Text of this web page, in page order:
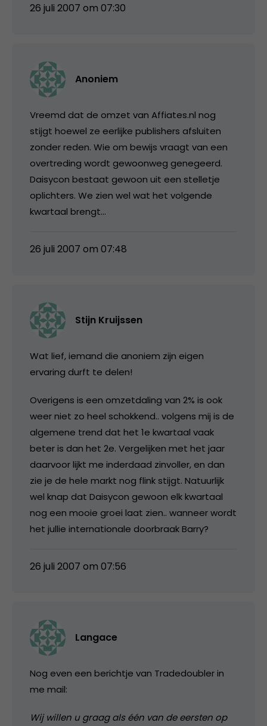
26 juli 2007 om 07:30
Anoniem
Vreemd dat de omzet van Affiates.nl nog
stijgt hoewel ze eerlijke publishers afsluiten
zonder reden. Wie om bewijs vraagt van een
overtreding wordt gewoonweg genegeerd.
Daisycon bestaat gewoon uit een stelletje
oplichters. We zien wel wat het volgende
kwartaal brengt…
26 juli 2007 om 07:48
Stijn Kruijssen
Wat lief, iemand die anoniem zijn eigen
ervaring durft te delen!
Overigens is een omzetdaling van 2% is ook
weer niet zo heel schokkend.. volgens mij is de
algemene trend dat het 1e kwartaal vaak
beter is dan het 2e. Vergelijken met het jaar
daarvoor lijkt me inderdaad zinvoller, en dan
zie je de hele markt nog flink stijgt. Natuurlijk
wel knap dat Daisycon gewoon elk kwartaal
nog een mooie groei laat zien.. wanneer wordt
het jullie internationale doorbraak Barry?
26 juli 2007 om 07:56
Langace
Nog even een berichtje van Tradedoubler in
me mail:
Wij willen u graag als één van de eersten op